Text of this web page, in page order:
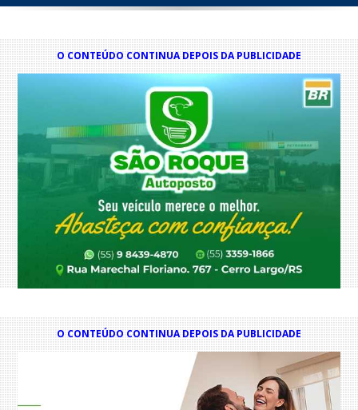
O CONTEÚDO CONTINUA DEPOIS DA PUBLICIDADE
O CONTEÚDO CONTINUA DEPOIS DA PUBLICIDADE